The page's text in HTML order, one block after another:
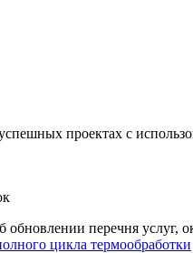
проектах с
перечня услуг,
цикла термообработки